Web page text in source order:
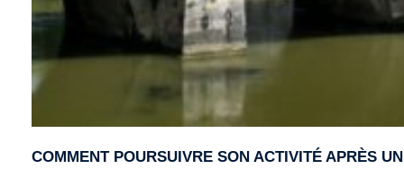
COMMENT POURSUIVRE SON ACTIVITÉ APRÈS